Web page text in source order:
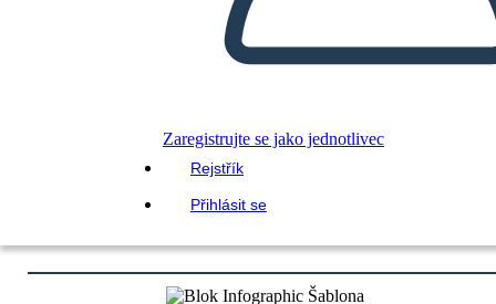
Zaregistrujte se jako jednotlivec
Rejstřík
Přihlásit se